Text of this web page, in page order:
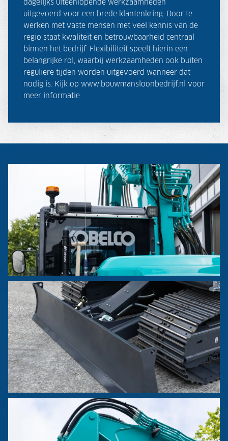
dagelijks uiteenlopende werkzaamheden
uitgevoerd voor een brede klantenkring. Door te
werken met vaste mensen met veel kennis van de
regio staat kwaliteit en betrouwbaarheid centraal
binnen het bedrijf. Flexibiliteit speelt hierin een
belangrijke rol, waarbij werkzaamheden ook buiten
reguliere tijden worden uitgevoerd wanneer dat
nodig is. Kijk op www.bouwmansloonbedrijf.nl voor
meer informatie.